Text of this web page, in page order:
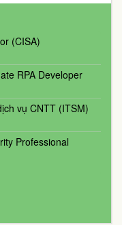
(CISA)
RPA Developer
vụ CNTT (ITSM)
Professional